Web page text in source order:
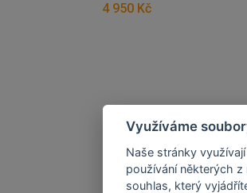
4 950 Kč
Využíváme
Naše stránky
používání některých
souhlas, který